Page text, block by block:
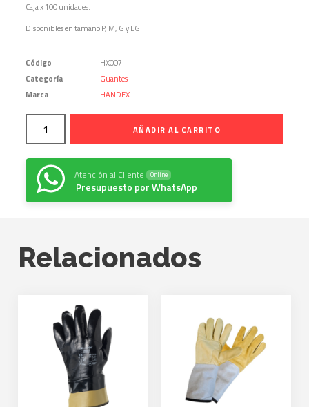
Caja x 100 unidades.
Disponibles en tamaño P, M, G y EG.
Código
HX007
Categoría
Guantes
Marca
HANDEX
AÑADIR AL CARRITO
Atención al Cliente Online
Presupuesto por WhatsApp
Relacionados